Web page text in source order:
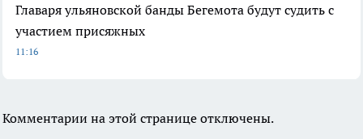
Главаря ульяновской банды Бегемота будут судить с
участием присяжных
11:16
Комментарии на этой странице отключены.